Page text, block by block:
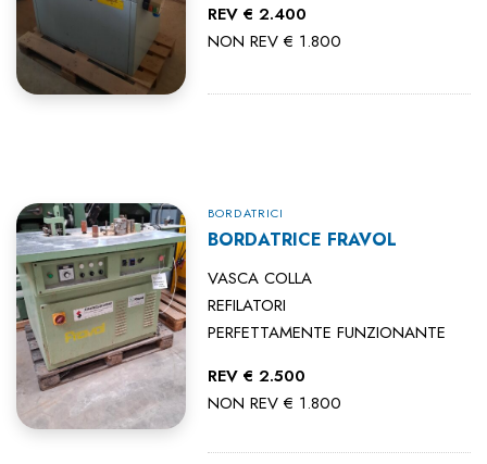
REV € 2.400
NON REV € 1.800
BORDATRICI
BORDATRICE FRAVOL
VASCA COLLA
REFILATORI
PERFETTAMENTE FUNZIONANTE
REV € 2.500
NON REV € 1.800